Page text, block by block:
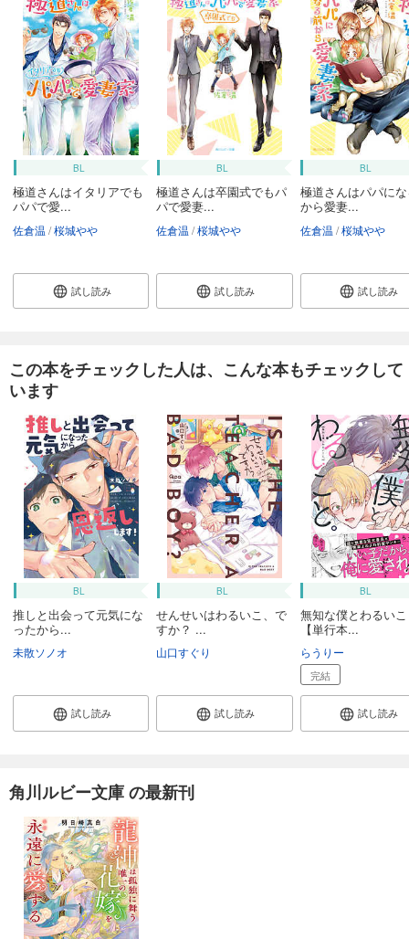
BL
極道さんはイタリアでも
パパで愛...
佐倉温 桜城やや
試し読み
BL
極道さんは卒園式でもパ
パで愛妻...
佐倉温 桜城やや
試し読み
BL
極道さんはパパに
から愛妻...
佐倉温 桜城やや
試し読み
この本をチェックした人は、こんな本もチェックして
います
BL
推しと出会って元気にな
ったから...
未散ソノオ
試し読み
BL
せんせいはわるいこ、で
すか？ ...
山口すぐり
試し読み
BL
無知な僕とわるい
【単行本...
らうりー
完結
試し読み
角川ルビー文庫 の最新刊